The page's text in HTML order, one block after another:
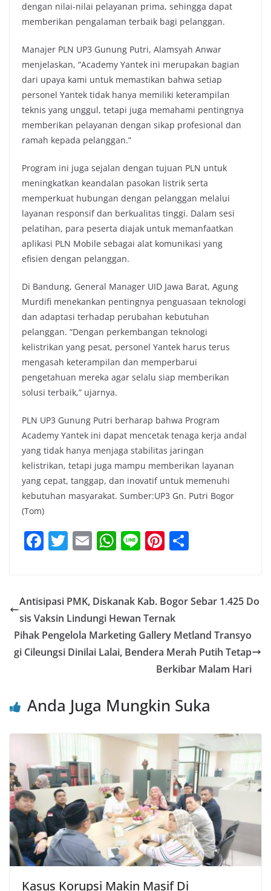
dengan nilai-nilai pelayanan prima, sehingga dapat
memberikan pengalaman terbaik bagi pelanggan.
Manajer PLN UP3 Gunung Putri, Alamsyah Anwar
menjelaskan, “Academy Yantek ini merupakan bagian
dari upaya kami untuk memastikan bahwa setiap
personel Yantek tidak hanya memiliki keterampilan
teknis yang unggul, tetapi juga memahami pentingnya
memberikan pelayanan dengan sikap profesional dan
ramah kepada pelanggan.”
Program ini juga sejalan dengan tujuan PLN untuk
meningkatkan keandalan pasokan listrik serta
memperkuat hubungan dengan pelanggan melalui
layanan responsif dan berkualitas tinggi. Dalam sesi
pelatihan, para peserta diajak untuk memanfaatkan
aplikasi PLN Mobile sebagai alat komunikasi yang
efisien dengan pelanggan.
Di Bandung, General Manager UID Jawa Barat, Agung
Murdifi menekankan pentingnya penguasaan teknologi
dan adaptasi terhadap perubahan kebutuhan
pelanggan. “Dengan perkembangan teknologi
kelistrikan yang pesat, personel Yantek harus terus
mengasah keterampilan dan memperbarui
pengetahuan mereka agar selalu siap memberikan
solusi terbaik,” ujarnya.
PLN UP3 Gunung Putri berharap bahwa Program
Academy Yantek ini dapat mencetak tenaga kerja andal
yang tidak hanya menjaga stabilitas jaringan
kelistrikan, tetapi juga mampu memberikan layanan
yang cepat, tanggap, dan inovatif untuk memenuhi
kebutuhan masyarakat. Sumber:UP3 Gn. Putri Bogor
(Tom)
F
e
b
o
o
T
er
E
l
W
s
A
p
p
Li Pi
e
st
e
Antisipasi PMK, Diskanak Kab. Bogor Sebar 1.425 Do
sis Vaksin Lindungi Hewan Ternak
Pihak Pengelola Marketing Gallery Metland Transyo
gi Cileungsi Dinilai Lalai, Bendera Merah Putih Tetap
Berkibar Malam Hari
Anda Juga Mungkin Suka
Kasus Korupsi Makin Masif Di